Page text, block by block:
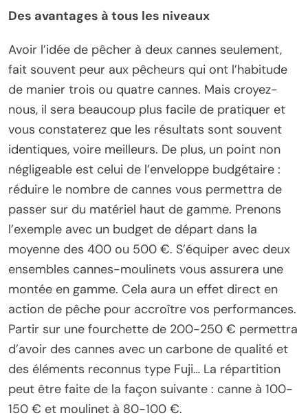
Des avantages à tous les niveaux
Avoir l’idée de pêcher à deux cannes seulement,
fait souvent peur aux pêcheurs qui ont l’habitude
de manier trois ou quatre cannes. Mais croyez-
nous, il sera beaucoup plus facile de pratiquer et
vous constaterez que les résultats sont souvent
identiques, voire meilleurs. De plus, un point non
négligeable est celui de l’enveloppe budgétaire :
réduire le nombre de cannes vous permettra de
passer sur du matériel haut de gamme. Prenons
l’exemple avec un budget de départ dans la
moyenne des 400 ou 500 €. S’équiper avec deux
ensembles cannes-moulinets vous assurera une
montée en gamme. Cela aura un effet direct en
action de pêche pour accroître vos performances.
Partir sur une fourchette de 200-250 € permettra
d’avoir des cannes avec un carbone de qualité et
des éléments reconnus type Fuji… La répartition
peut être faite de la façon suivante : canne à 100-
150 € et moulinet à 80-100 €.